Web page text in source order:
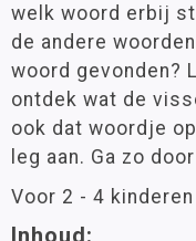
welk woord erbij
de andere
woord gevonden?
ontdek wat de
ook dat woordje
leg aan. Ga zo
Voor 2 - 4
Inhoud: